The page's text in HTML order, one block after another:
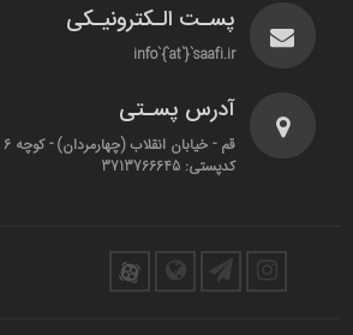
پسـت الـکترونیـکی
info`{`at`}`saafi.ir
آدرس پسـتی
کدپستی: 3713766645